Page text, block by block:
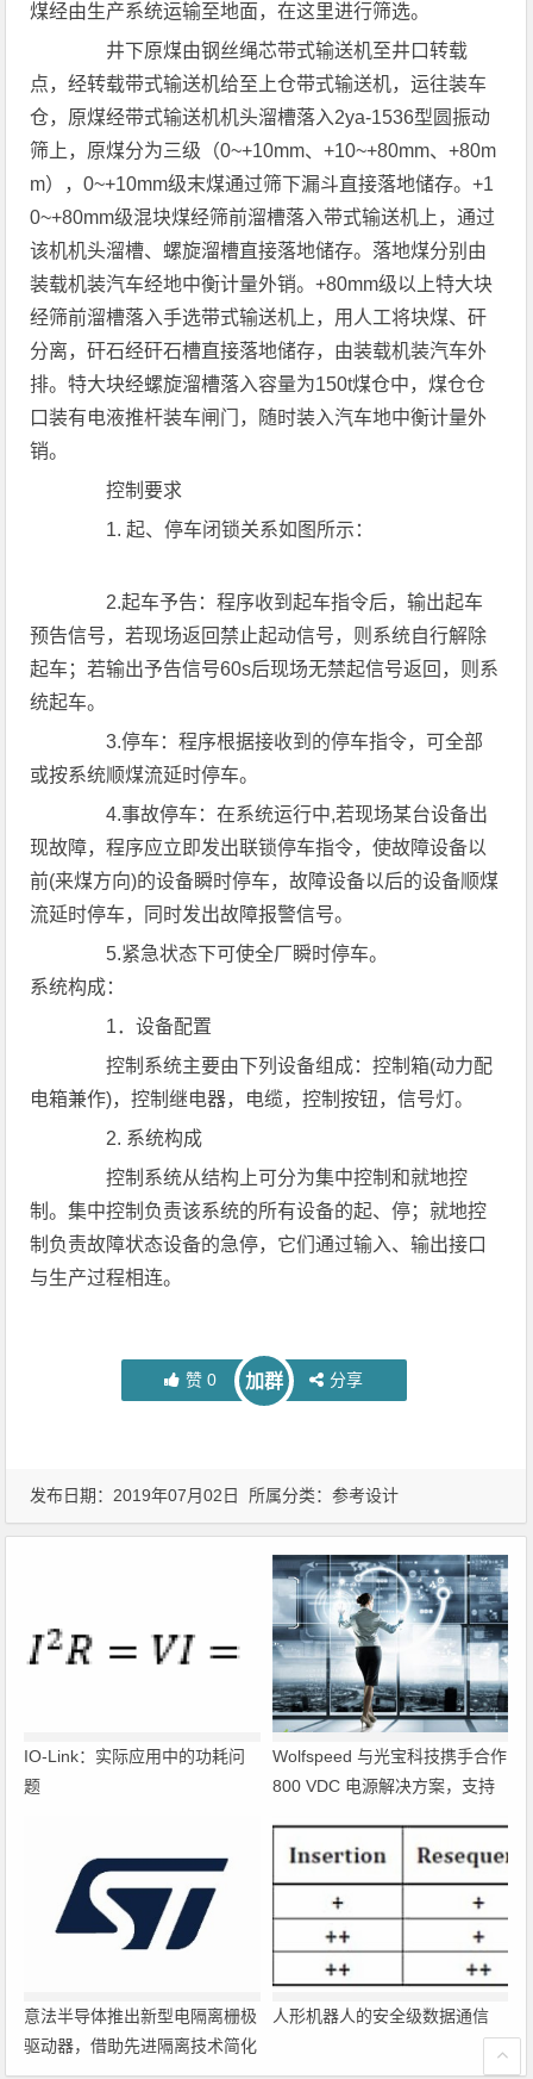
煤经由生产系统运输至地面，在这里进行筛选。
井下原煤由钢丝绳芯带式输送机至井口转载
点，经转载带式输送机给至上仓带式输送机，运往装车
仓，原煤经带式输送机机头溜槽落入2ya-1536型圆振动
筛上，原煤分为三级（0~+10mm、+10~+80mm、+80m
m），0~+10mm级末煤通过筛下漏斗直接落地储存。+1
0~+80mm级混块煤经筛前溜槽落入带式输送机上，通过
该机机头溜槽、螺旋溜槽直接落地储存。落地煤分别由
装载机装汽车经地中衡计量外销。+80mm级以上特大块
经筛前溜槽落入手选带式输送机上，用人工将块煤、矸
分离，矸石经矸石槽直接落地储存，由装载机装汽车外
排。特大块经螺旋溜槽落入容量为150t煤仓中，煤仓仓
口装有电液推杆装车闸门，随时装入汽车地中衡计量外
销。
控制要求
1. 起、停车闭锁关系如图所示：
2.起车予告：程序收到起车指令后，输出起车
预告信号，若现场返回禁止起动信号，则系统自行解除
起车；若输出予告信号60s后现场无禁起信号返回，则系
统起车。
3.停车：程序根据接收到的停车指令，可全部
或按系统顺煤流延时停车。
4.事故停车：在系统运行中,若现场某台设备出
现故障，程序应立即发出联锁停车指令，使故障设备以
前(来煤方向)的设备瞬时停车，故障设备以后的设备顺煤
流延时停车，同时发出故障报警信号。
5.紧急状态下可使全厂瞬时停车。
系统构成：
1．设备配置
控制系统主要由下列设备组成：控制箱(动力配
电箱兼作)，控制继电器，电缆，控制按钮，信号灯。
2. 系统构成
控制系统从结构上可分为集中控制和就地控
制。集中控制负责该系统的所有设备的起、停；就地控
制负责故障状态设备的急停，它们通过输入、输出接口
与生产过程相连。
赞 0 加群 分享
发布日期：2019年07月02日 所属分类：参考设计
IO-Link：实际应用中的功耗问
题
Wolfspeed 与光宝科技携手合作
800 VDC 电源解决方案，支持
意法半导体推出新型电隔离栅极
驱动器，借助先进隔离技术简化
人形机器人的安全级数据通信